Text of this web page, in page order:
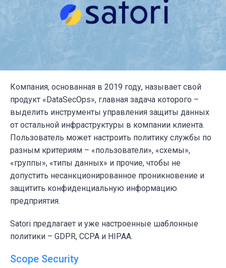
Компания, основанная в 2019 году, называет свой
продукт «DataSecOps», главная задача которого –
выделить инструменты управления защиты данных
от остальной инфраструктуры в компании клиента.
Пользователь может настроить политику службы по
разным критериям – «пользователи», «схемы»,
«группы», «типы данных» и прочие, чтобы не
допустить несанкционированное проникновение и
защитить конфиденциальную информацию
предприятия.
Satori предлагает и уже настроенные шаблонные
политики – GDPR, CCPA и HIPAA.
Scope Security